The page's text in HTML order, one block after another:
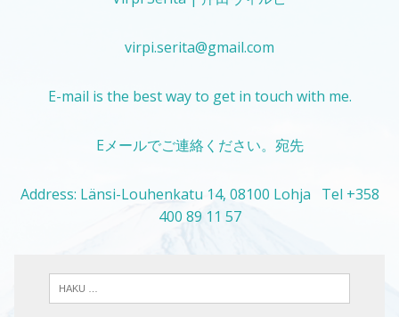
virpi.serita@gmail.com
E-mail is the best way to get in touch with me.
Eメールでご連絡ください。宛先
Address: Länsi-Louhenkatu 14, 08100 Lohja Tel +358
400 89 11 57